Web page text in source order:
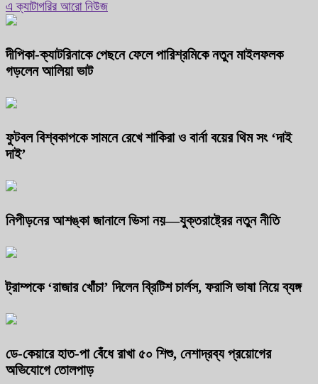
এ ক্যাটাগরির আরো নিউজ
দীপিকা-ক্যাটরিনাকে পেছনে ফেলে পারিশ্রমিকে নতুন মাইলফলক
গড়লেন আলিয়া ভাট
ফুটবল বিশ্বকাপকে সামনে রেখে শাকিরা ও বার্না বয়ের থিম সং ‘দাই
দাই’
নিপীড়নের আশঙ্কা জানালে ভিসা নয়—যুক্তরাষ্ট্রের নতুন নীতি
ট্রাম্পকে ‘রাজার খোঁচা’ দিলেন ব্রিটিশ চার্লস, ফরাসি ভাষা নিয়ে ব্যঙ্গ
ডে-কেয়ারে হাত-পা বেঁধে রাখা ৫০ শিশু, নেশাদ্রব্য প্রয়োগের
অভিযোগে তোলপাড়